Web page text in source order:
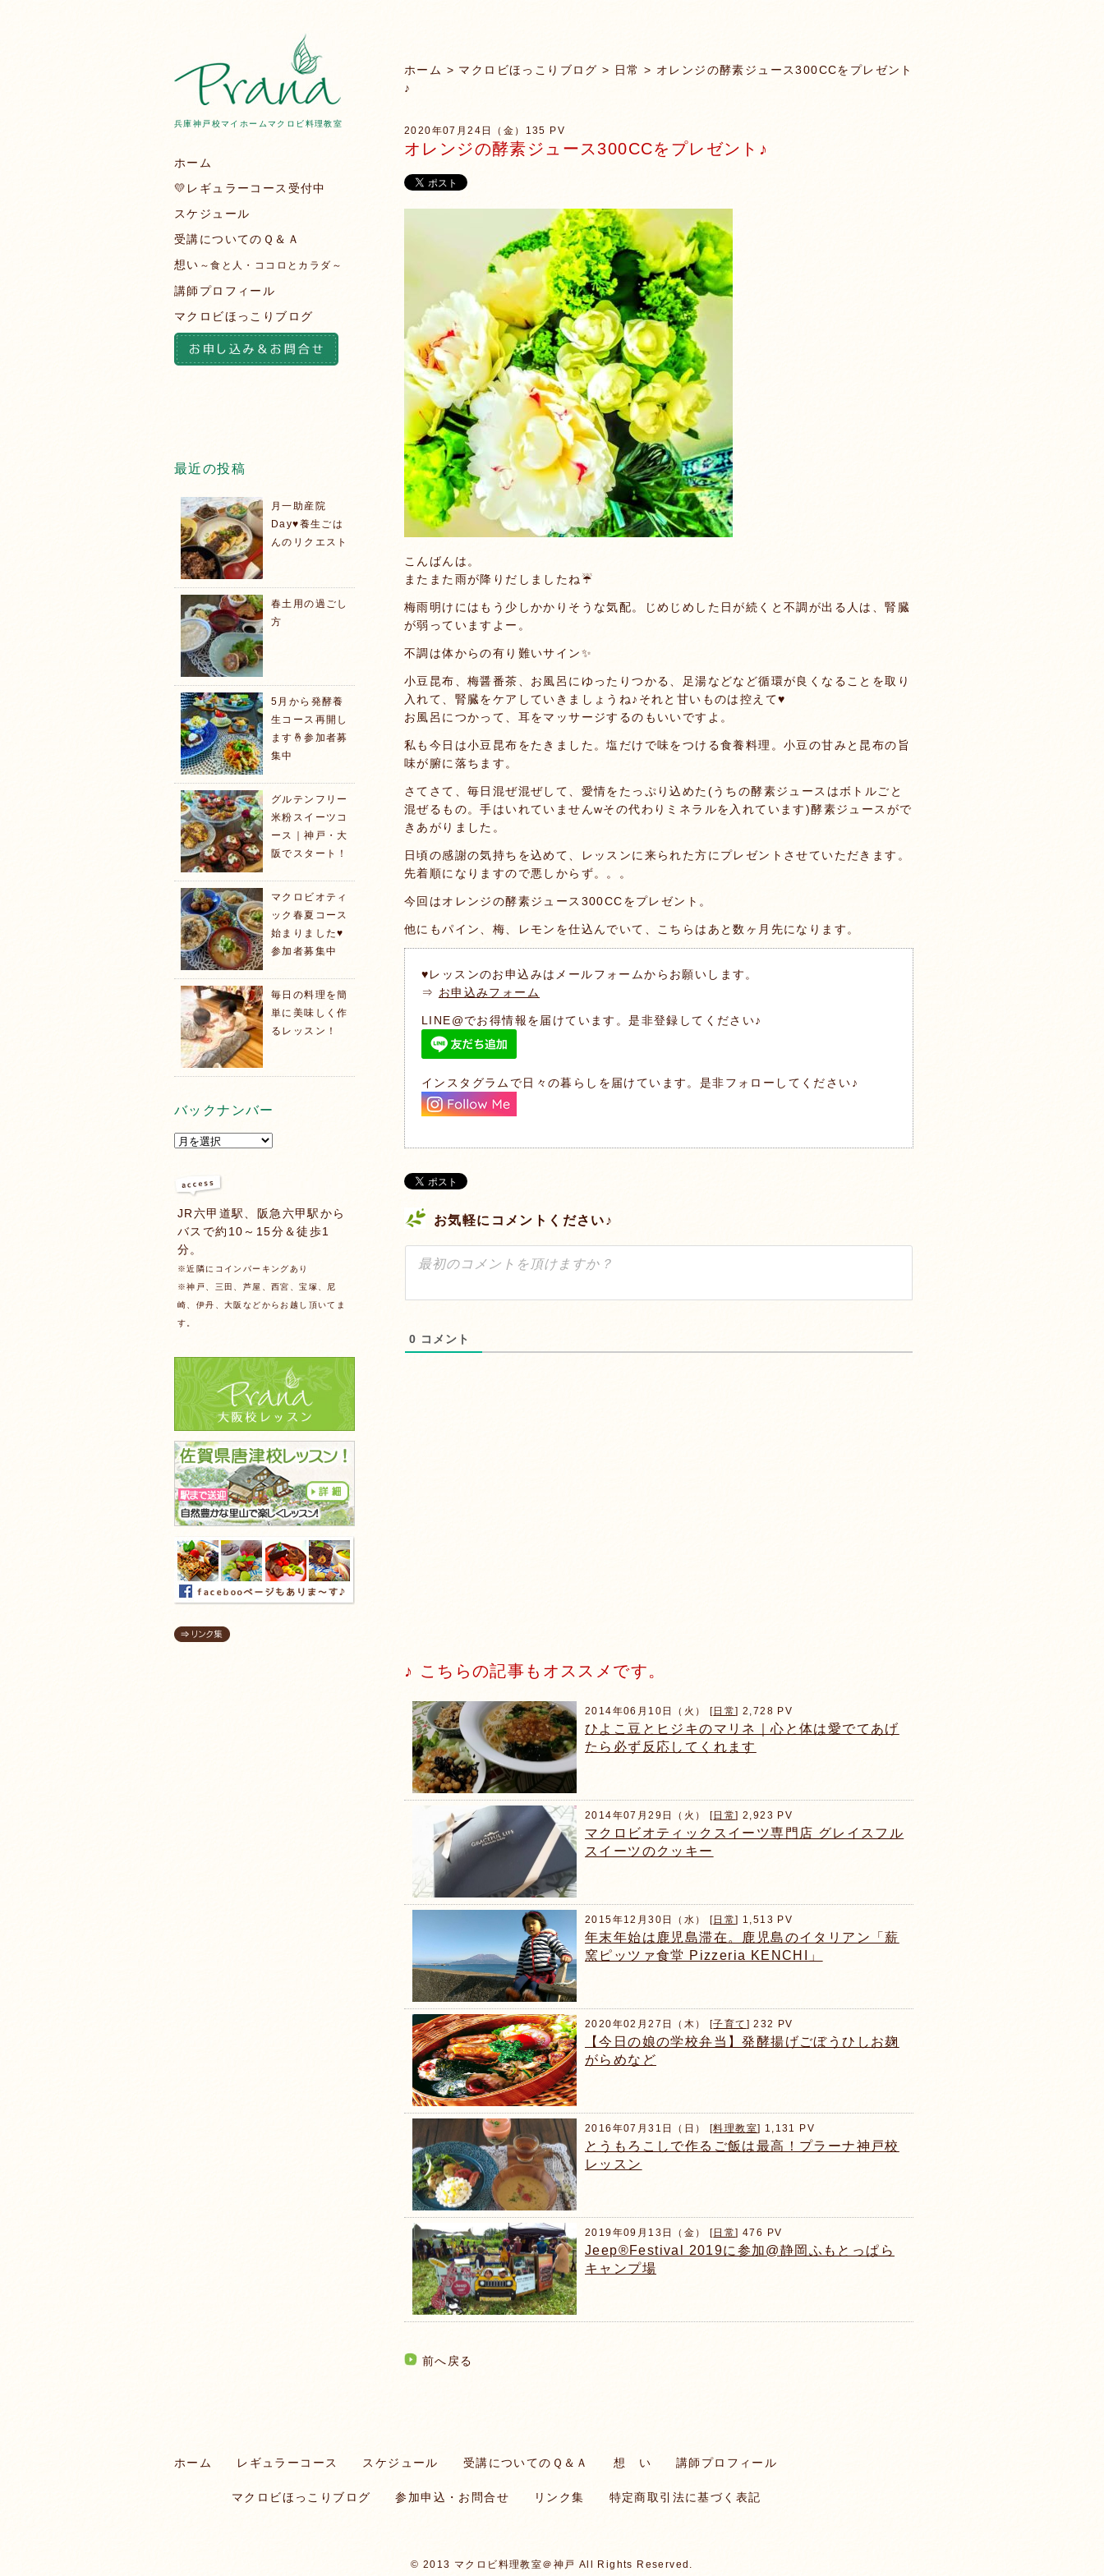
ホーム > マクロビほっこりブログ > 日常 > オレンジの酵素ジュース300CCをプレゼント
♪
2020年07月24日（金） 135 PV
オレンジの酵素ジュース300CCをプレゼント♪
こんばんは。
またまた雨が降りだしましたね☔️
梅雨明けにはもう少しかかりそうな気配。じめじめした日が続くと不調が出る人は、腎臓
が弱っていますよー。
不調は体からの有り難いサイン✨
小豆昆布、梅醤番茶、お風呂にゆったりつかる、足湯などなど循環が良くなることを取り
入れて、腎臓をケアしていきましょうね♪それと甘いものは控えて♥️
お風呂につかって、耳をマッサージするのもいいですよ。
私も今日は小豆昆布をたきました。塩だけで味をつける食養料理。小豆の甘みと昆布の旨
味が腑に落ちます。
さてさて、毎日混ぜ混ぜして、愛情をたっぷり込めた(うちの酵素ジュースはボトルごと
混ぜるもの。手はいれていませんwその代わりミネラルを入れています)酵素ジュースがで
きあがりました。
日頃の感謝の気持ちを込めて、レッスンに来られた方にプレゼントさせていただきます。
先着順になりますので悪しからず。。。
今回はオレンジの酵素ジュース300CCをプレゼント。
他にもパイン、梅、レモンを仕込んでいて、こちらはあと数ヶ月先になります。
♥レッスンのお申込みはメールフォームからお願いします。
⇒ お申込みフォーム
LINE@でお得情報を届けています。是非登録してください♪
インスタグラムで日々の暮らしを届けています。是非フォローしてください♪
お気軽にコメントください♪
0 コメント
♪ こちらの記事もオススメです。
2014年06月10日（火） [日常] 2,728 PV
ひよこ豆とヒジキのマリネ｜心と体は愛でてあげ
たら必ず反応してくれます
2014年07月29日（火） [日常] 2,923 PV
マクロビオティックスイーツ専門店 グレイスフル
スイーツのクッキー
2015年12月30日（水） [日常] 1,513 PV
年末年始は鹿児島滞在。鹿児島のイタリアン「薪
窯ピッツァ食堂 Pizzeria KENCHI」
2020年02月27日（木） [子育て ] 232 PV
【今日の娘の学校弁当】発酵揚げごぼうひしお麹
がらめなど
2016年07月31日（日） [料理教室] 1,131 PV
とうもろこしで作るご飯は最高！プラーナ神戸校
レッスン
2019年09月13日（金） [日常] 476 PV
Jeep®Festival 2019に参加@静岡ふもとっぱら
キャンプ場
前へ戻る
兵庫神戸校マイホームマクロビ料理教室
ホーム
💛レギュラーコース受付中
スケジュール
受講についてのＱ＆Ａ
想い ～食と人・ココロとカラダ～
講師プロフィール
マクロビほっこりブログ
最近の投稿
月一助産院
Day♥️養生ごは
んのリクエスト
春土用の過ごし
方
5月から発酵養
生コース再開し
ます🤞参加者募
集中
グルテンフリー
米粉スイーツコ
ース｜神戸・大
阪でスタート！
マクロビオティ
ック春夏コース
始まりました♥️
参加者募集中
毎日の料理を簡
単に美味しく作
るレッスン！
バックナンバー
JR六甲道駅、阪急六甲駅から
バスで約10～15分＆徒歩1
分。
※近隣にコインパーキングあり
※神戸、三田、芦屋、西宮、宝塚、尼
崎、伊丹、大阪などからお越し頂いてま
す。
ホーム レギュラーコース スケジュール 受講についてのＱ＆Ａ 想 い 講師プロフィール
マクロビほっこりブログ 参加申込・お問合せ リンク集 特定商取引法に基づく表記
© 2013 マクロビ料理教室＠神戸 All Rights Reserved.